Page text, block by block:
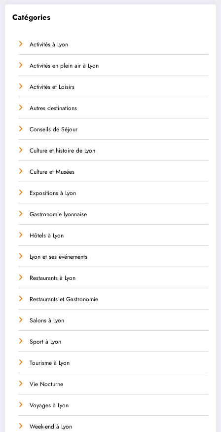
Catégories
Activités à Lyon
Activités en plein air à Lyon
Activités et Loisirs
Autres destinations
Conseils de Séjour
Culture et histoire de Lyon
Culture et Musées
Expositions à Lyon
Gastronomie lyonnaise
Hôtels à Lyon
Lyon et ses événements
Restaurants à Lyon
Restaurants et Gastronomie
Salons à Lyon
Sport à Lyon
Tourisme à Lyon
Vie Nocturne
Voyages à Lyon
Week-end à Lyon